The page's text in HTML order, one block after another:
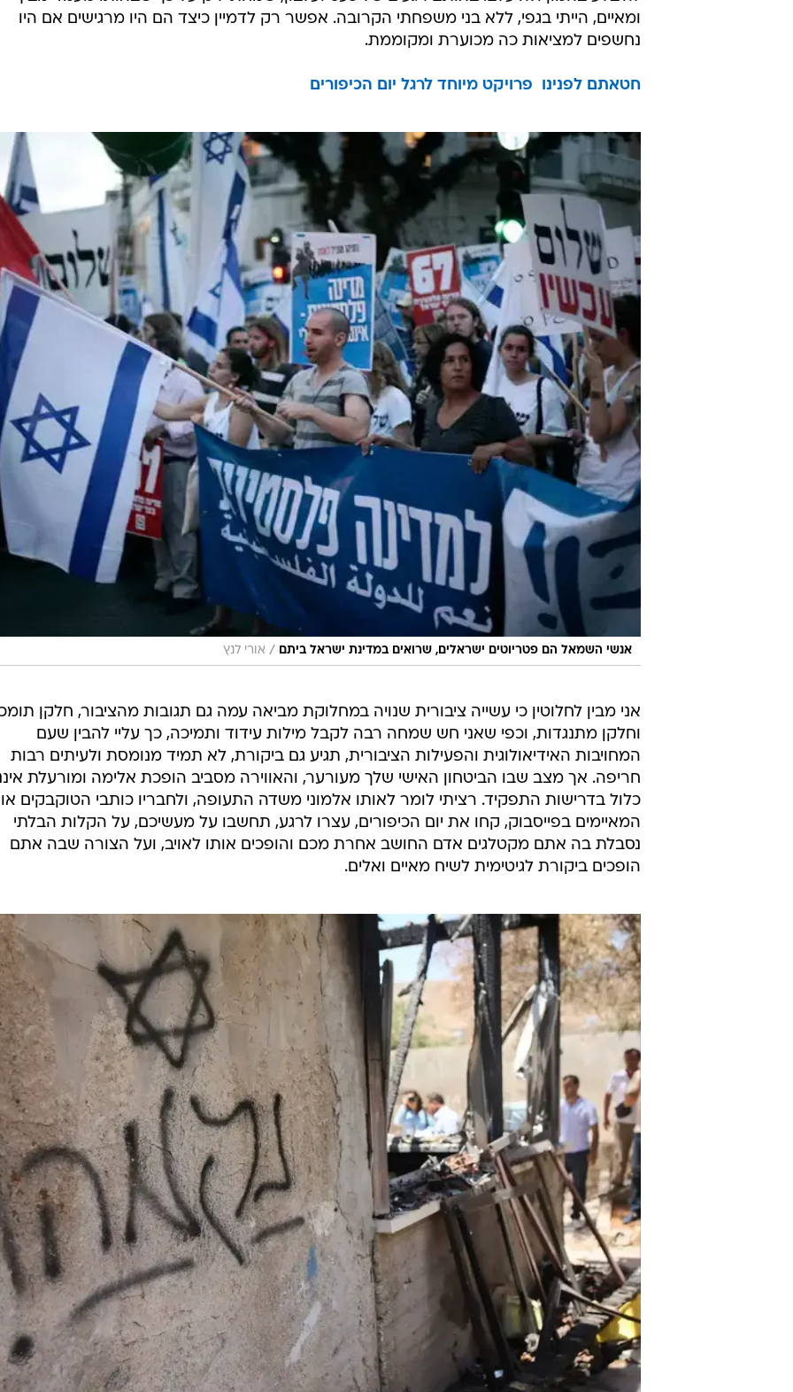
"טוב תודה" עניתי בחיוך. האלמוני המשיך ושאל לאן מועדות פניי וכשעניתי "קולומביה, דרום
אמריקה", אמר האלמוני: "מצוין, סע כמה שיותר רחוק מכאן". המשכתי לחייך בנימוס ובחרתי
להמשיך לעסוק בענייני, אך האלמוני לא הרפה, הרים את קולו וחזר על דבריו: "סע רחוק מכאן
שאפשר".
רגע התקרב אליי האלמוני כשכף ידו קמוצה לאגרוף ואיים עליי במילים בוטות, ביקשתי מהמוכרת
שצפתה המומה במתרחש להזעיק אבטחה ורק לאחר הגעתו של המאבטח, החליט אותו אדם
להיבלע בהמון ולהיעלם. באותם רגעים של כעס ועלבון, שמחתי רק על כך שבאותו מעמד מביך
ומאיים, הייתי בגפי, ללא בני משפחתי הקרובה. אפשר רק לדמיין כיצד הם היו מרגישים אם היו
נחשפים למציאות כה מכוערת ומקוממת.
חטאתם לפנינו  פרויקט מיוחד לרגל יום הכיפורים
אנשי השמאל הם פטריוטים ישראלים, שרואים במדינת ישראל ביתם / אורי לנץ
וחלקן מתנגדות, וכפי שאני חש שמחה רבה לקבל מילות עידוד ותמיכה, כך עליי להבין שעם
המחויבות האידיאולוגית והפעילות הציבורית, תגיע גם ביקורת, לא תמיד מנומסת ולעיתים רבות
חריפה. אך מצב שבו הביטחון האישי שלך מעורער, והאווירה מסביב הופכת אלימה ומורעלת
כלול בדרישות התפקיד. רציתי לומר לאותו אלמוני משדה התעופה, ולחבריו כותבי הטוקבקים או
המאיימים בפייסבוק, קחו את יום הכיפורים, עצרו לרגע, תחשבו על מעשיכם, על הקלות הבלתי
נסבלת בה אתם מקטלגים אדם החושב אחרת מכם והופכים אותו לאויב, ועל הצורה שבה אתם
הופכים ביקורת לגיטימית לשיח מאיים ואלים.